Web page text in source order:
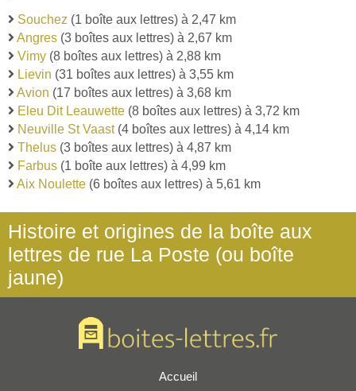
Souchez (1 boîte aux lettres) à 2,47 km
Angres (3 boîtes aux lettres) à 2,67 km
Vimy (8 boîtes aux lettres) à 2,88 km
Lievin (31 boîtes aux lettres) à 3,55 km
Avion (17 boîtes aux lettres) à 3,68 km
Eleu Dit Leauwette (8 boîtes aux lettres) à 3,72 km
Neuville St Vaast(4 boîtes aux lettres) à 4,14 km
Thelus (3 boîtes aux lettres) à 4,87 km
Farbus (1 boîte aux lettres) à 4,99 km
Aix Noulette (6 boîtes aux lettres) à 5,61 km
Histoire et origines de la boîte aux
lettres de rue La Poste (ou boîte
jaune)
Accueil